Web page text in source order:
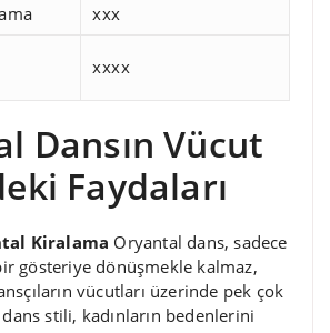
xxx
xxxx
Dansın Vücut
Faydaları
Kiralama Oryantal dans, sadece
gösteriye dönüşmekle kalmaz,
vücutları üzerinde pek çok
stili, kadınların bedenlerini